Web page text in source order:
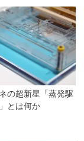
の超新星「蒸発駆
とは何か